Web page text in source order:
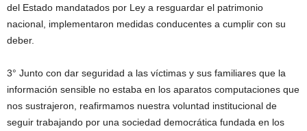
del Estado mandatados por Ley a resguardar el patrimonio
nacional, implementaron medidas conducentes a cumplir con su
deber.
3° Junto con dar seguridad a las víctimas y sus familiares que la
información sensible no estaba en los aparatos computaciones que
nos sustrajeron, reafirmamos nuestra voluntad institucional de
seguir trabajando por una sociedad democrática fundada en los